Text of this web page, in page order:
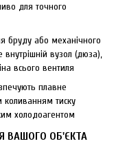
для точного
бруду або механічного
внутрішній вузол (дюза),
всього вентиля
плавне
коливанням тиску
холодоагентом
ВАШОГО ОБ'ЄКТА